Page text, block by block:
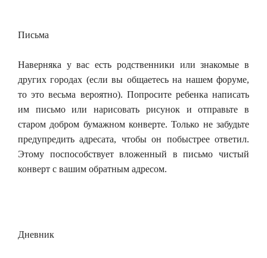
Письма
Наверняка у вас есть родственники или знакомые в
других городах (если вы общаетесь на нашем форуме,
то это весьма вероятно). Попросите ребенка написать
им письмо или нарисовать рисунок и отправьте в
старом добром бумажном конверте. Только не забудьте
предупредить адресата, чтобы он побыстрее ответил.
Этому поспособствует вложенный в письмо чистый
конверт с вашим обратным адресом.
Дневник